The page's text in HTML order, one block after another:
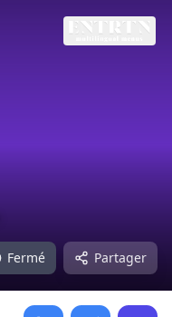
Fermé Partager